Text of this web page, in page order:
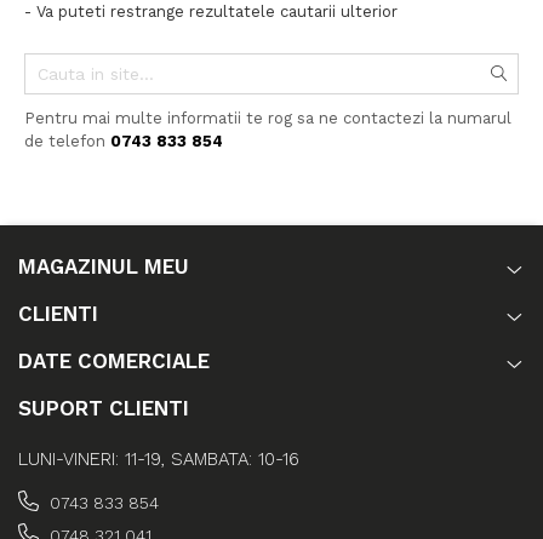
- Va puteti restrange rezultatele cautarii ulterior
Pentru mai multe informatii te rog sa ne contactezi la numarul
de telefon 0743 833 854
MAGAZINUL MEU
CLIENTI
DATE COMERCIALE
SUPORT CLIENTI
LUNI-VINERI: 11-19, SAMBATA: 10-16
0743 833 854